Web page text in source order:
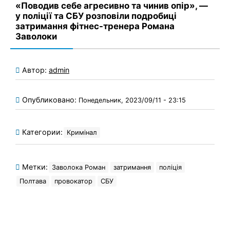
«Поводив себе агресивно та чинив опір», —
у поліції та СБУ розповіли подробиці
затримання фітнес-тренера Романа
Заволоки
Автор: admin
Опубликовано: Понедельник, 2023/09/11 - 23:15
Категории: Кримінал
Метки: Заволока Роман затримання
поліція
Полтава
провокатор СБУ